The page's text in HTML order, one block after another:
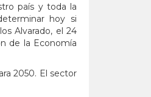
país y toda la
hoy si
Alvarado, el 24
de la Economía
2050. El sector